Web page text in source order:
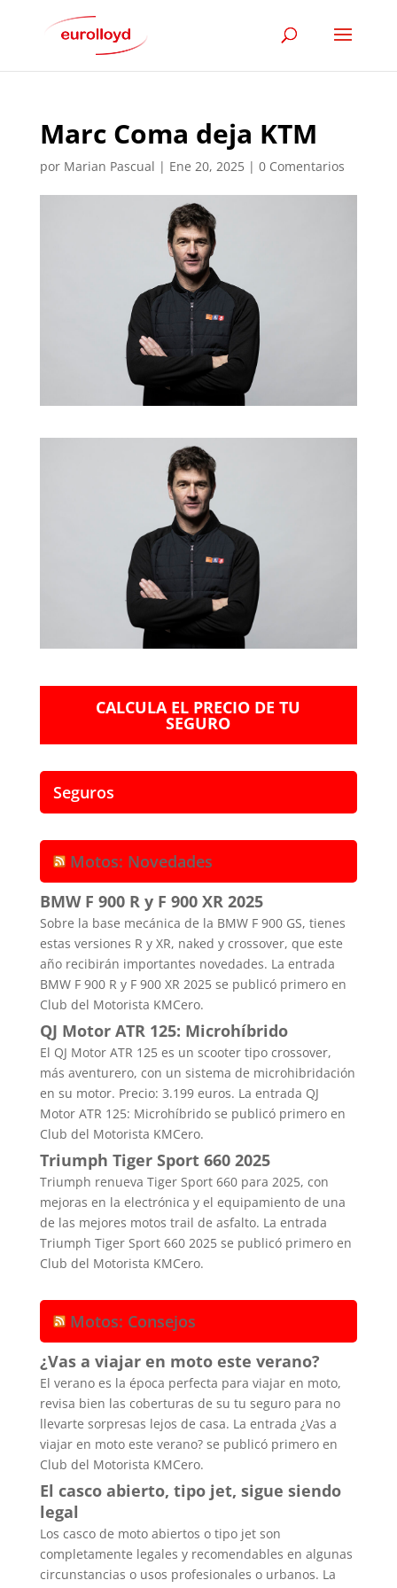
Marc Coma deja KTM
por Marian Pascual | Ene 20, 2025| 0 Comentarios
CALCULA EL PRECIO DE TU
SEGURO
Seguros
Motos: Novedades
BMW F 900 R y F 900 XR 2025
Sobre la base mecánica de la BMW F 900 GS, tienes
estas versiones R y XR, naked y crossover, que este
año recibirán importantes novedades. La entrada
BMW F 900 R y F 900 XR 2025 se publicó primero en
Club del Motorista KMCero.
QJ Motor ATR 125: Microhíbrido
El QJ Motor ATR 125 es un scooter tipo crossover,
más aventurero, con un sistema de microhibridación
en su motor. Precio: 3.199 euros. La entrada QJ
Motor ATR 125: Microhíbrido se publicó primero en
Club del Motorista KMCero.
Triumph Tiger Sport 660 2025
Triumph renueva Tiger Sport 660 para 2025, con
mejoras en la electrónica y el equipamiento de una
de las mejores motos trail de asfalto. La entrada
Triumph Tiger Sport 660 2025 se publicó primero en
Club del Motorista KMCero.
Motos: Consejos
¿Vas a viajar en moto este verano?
El verano es la época perfecta para viajar en moto,
revisa bien las coberturas de su tu seguro para no
llevarte sorpresas lejos de casa. La entrada ¿Vas a
viajar en moto este verano? se publicó primero en
Club del Motorista KMCero.
El casco abierto, tipo jet, sigue siendo
legal
Los casco de moto abiertos o tipo jet son
completamente legales y recomendables en algunas
circunstancias o usos profesionales o urbanos. La